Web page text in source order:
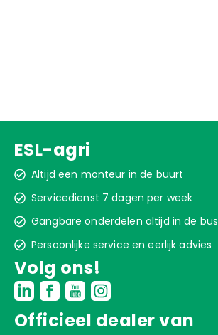
ESL-agri
Altijd een monteur in de buurt
Servicedienst 7 dagen per week
Gangbare onderdelen altijd in de bus
Persoonlijke service en eerlijk advies
Volg ons!
Officieel dealer van